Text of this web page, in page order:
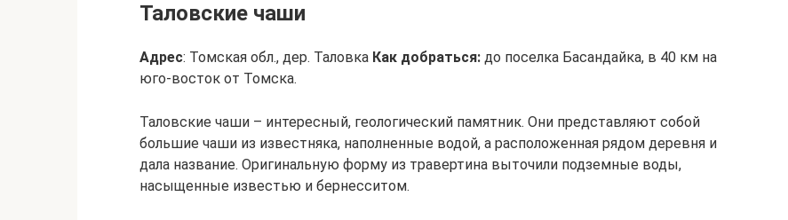
Таловские чаши
Адрес: Томская обл., дер. Таловка Как добраться: до поселка Басандайка, в 40 км на
юго-восток от Томска.
Таловские чаши – интересный, геологический памятник. Они представляют собой
большие чаши из известняка, наполненные водой, а расположенная рядом деревня и
дала название. Оригинальную форму из травертина выточили подземные воды,
насыщенные известью и бернесситом.